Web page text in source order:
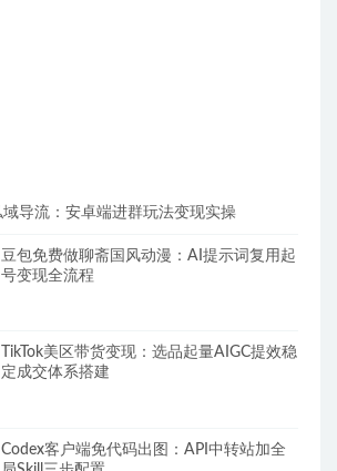
导流：安卓端进群玩法变现实操
豆包免费做聊斋国风动漫：AI提示词复用起
号变现全流程
TikTok美区带货变现：选品起量AIGC提效稳
定成交体系搭建
Codex客户端免代码出图：API中转站加全